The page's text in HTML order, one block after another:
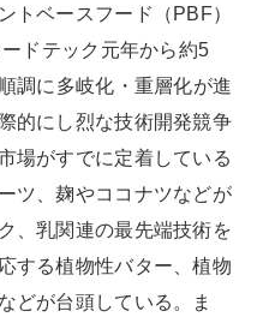
トベースフード（PBF）
ドテック元年から約5
調に多岐化・重層化が進
的にし烈な技術開発競争
場がすでに定着している
ツ、麹やココナツなどが
、乳関連の最先端技術を
する植物性バター、植物
どが台頭している。ま